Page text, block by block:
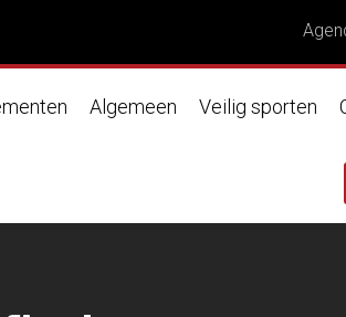
Algemeen Veilig sporten